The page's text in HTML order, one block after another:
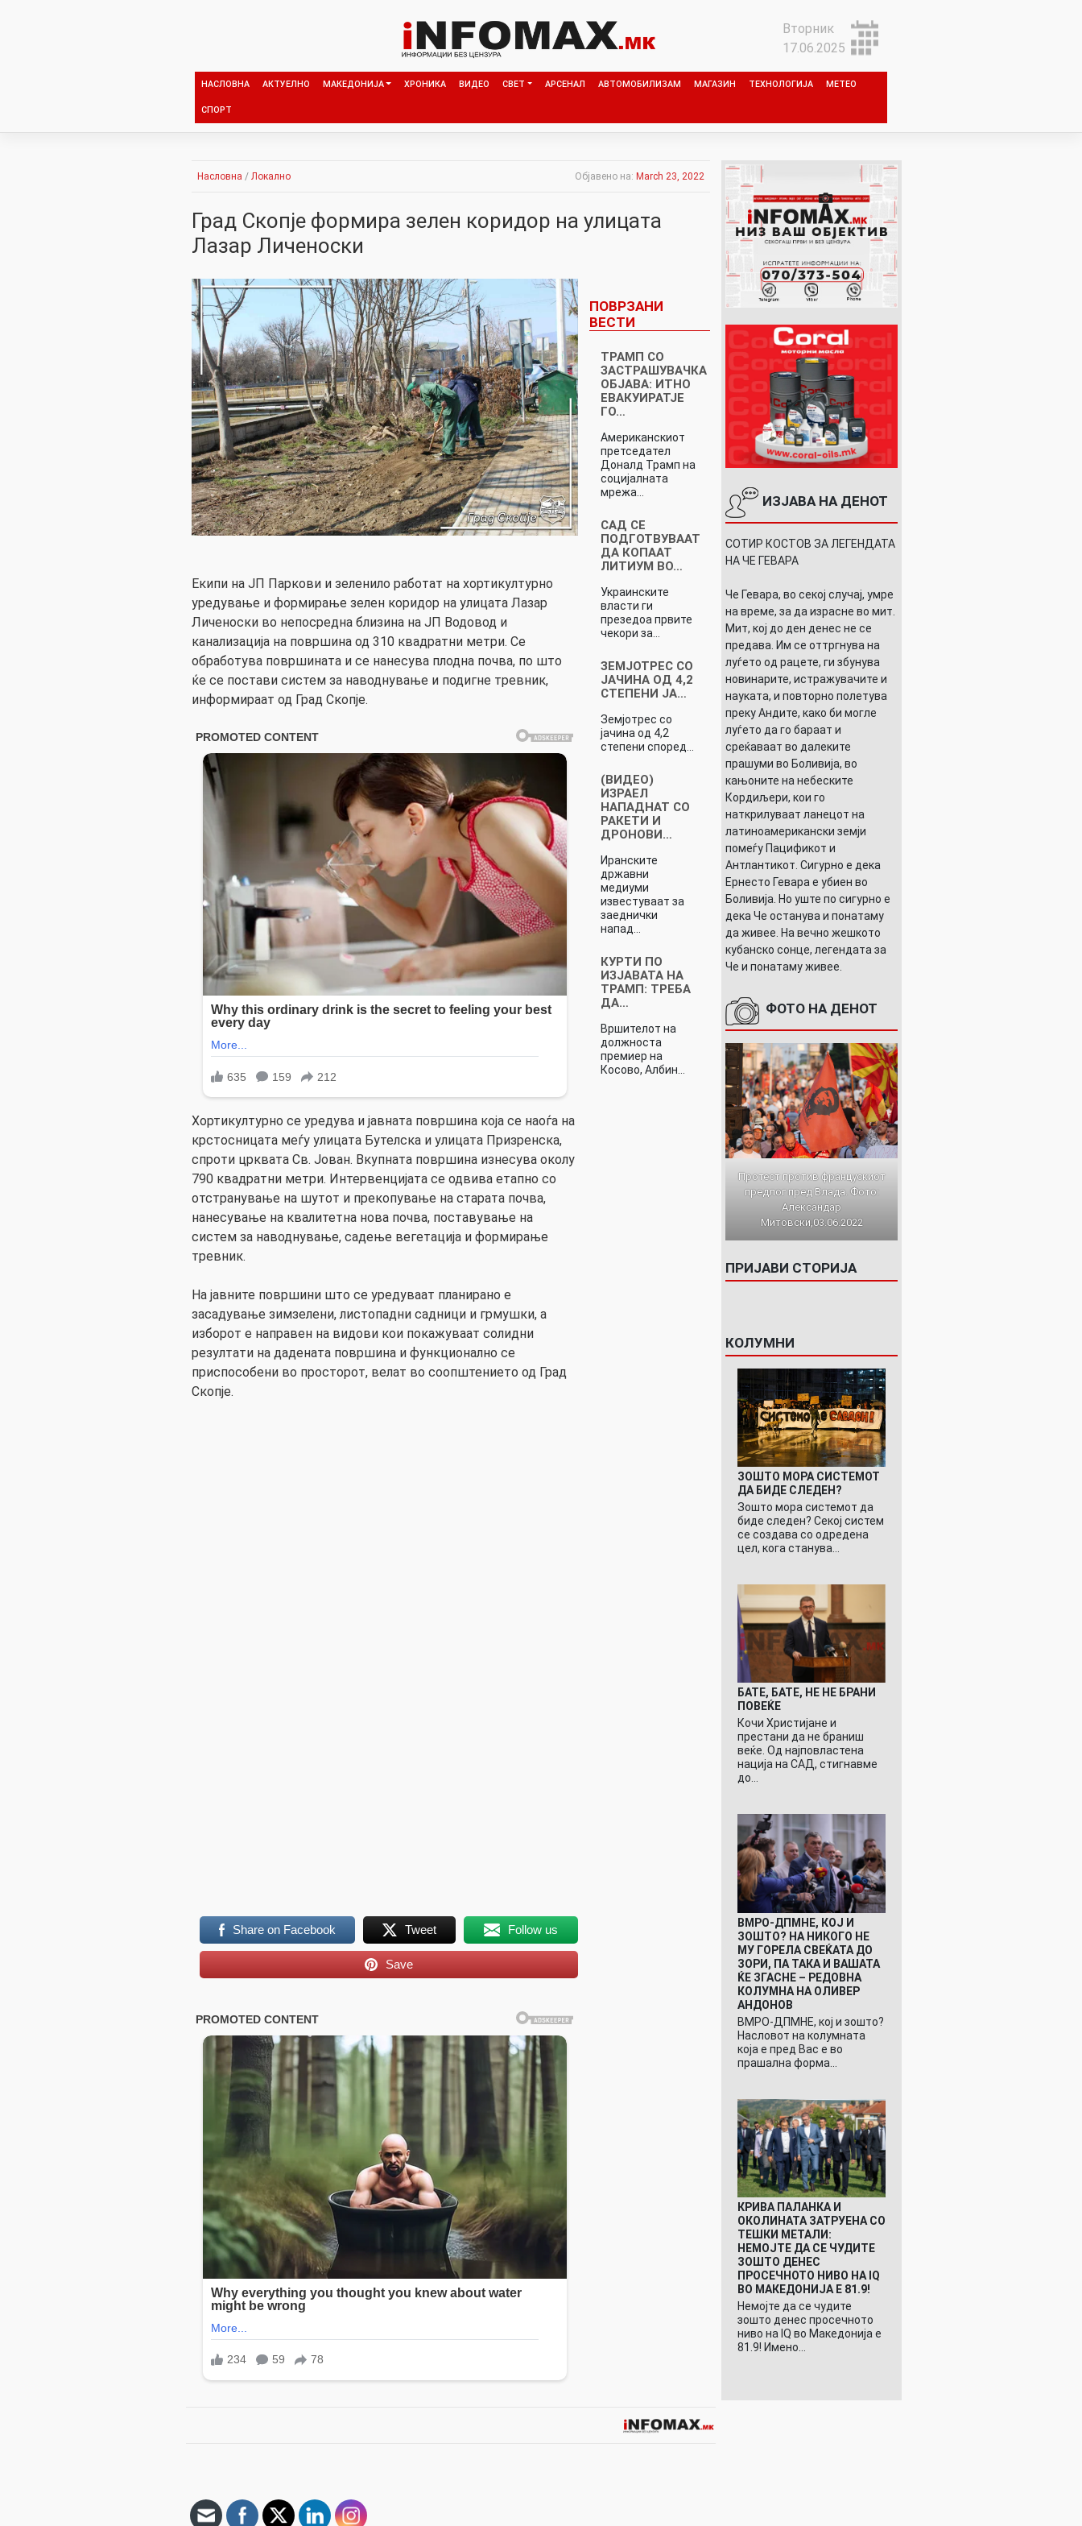
Вторник
17.06.2025
НАСЛОВНА АКТУЕЛНО МАКЕДОНИЈА ХРОНИКА ВИДЕО СВЕТ АРСЕНАЛ АВТОМОБИЛИЗАМ МАГАЗИН ТЕХНОЛОГИЈА МЕТЕО
СПОРТ
Насловна / Локално Објавено на: March 23, 2022
Град Скопје формира зелен коридор на улицата
Лазар Личеноски
Екипи на ЈП Паркови и зеленило работат на хортикултурно
уредување и формирање зелен коридор на улицата Лазар
Личеноски во непосредна близина на ЈП Водовод и
канализација на површина од 310 квадратни метри. Се
обработува површината и се нанесува плодна почва, по што
ќе се постави систем за наводнување и подигне тревник,
информираат од Град Скопје.
Хортикултурно се уредува и јавната површина која се наоѓа на
крстосницата меѓу улицата Бутелска и улицата Призренска,
спроти црквата Св. Јован. Вкупната површина изнесува околу
790 квадратни метри. Интервенцијата се одвива етапно со
отстранување на шутот и прекопување на старата почва,
нанесување на квалитетна нова почва, поставување на
систем за наводнување, садење вегетација и формирање
тревник.
На јавните површини што се уредуваат планирано е
засадување зимзелени, листопадни садници и грмушки, а
изборот е направен на видови кои покажуваат солидни
резултати на дадената површина и функционално се
приспособени во просторот, велат во соопштението од Град
Скопје.
Share on Facebook Tweet Follow us
Save
ПОВРЗАНИ
ВЕСТИ
ТРАМП СО
ЗАСТРАШУВАЧКА
ОБЈАВА: ИТНО
ЕВАКУИРАТЈЕ
ГО…
Американскиот
претседател
Доналд Трамп на
социјалната
мрежа…
САД СЕ
ПОДГОТВУВААТ
ДА КОПААТ
ЛИТИУМ ВО…
Украинските
власти ги
презедоа првите
чекори за…
ЗЕМЈОТРЕС СО
ЈАЧИНА ОД 4,2
СТЕПЕНИ ЈА…
Земјотрес со
јачина од 4,2
степени според…
(ВИДЕО)
ИЗРАЕЛ
НАПАДНАТ СО
РАКЕТИ И
ДРОНОВИ…
Иранските
државни
медиуми
известуваат за
заеднички
напад…
КУРТИ ПО
ИЗЈАВАТА НА
ТРАМП: ТРЕБА
ДА…
Вршителот на
должноста
премиер на
Косово, Албин…
ИЗЈАВА НА ДЕНОТ
СОТИР КОСТОВ ЗА ЛЕГЕНДАТА
НА ЧЕ ГЕВАРА
Че Гевара, во секој случај, умре
на време, за да израсне во мит.
Мит, кој до ден денес не се
предава. Им се оттргнува на
луѓето од рацете, ги збунува
новинарите, истражувачите и
науката, и повторно полетува
преку Андите, како би могле
луѓето да го бараат и
среќаваат во далеките
прашуми во Боливија, во
кањоните на небеските
Кордиљери, кои го
наткрилуваат ланецот на
латиноамерикански земји
помеѓу Пацификот и
Антлантикот. Сигурно е дека
Ернесто Гевара е убиен во
Боливија. Но уште по сигурно е
дека Че останува и понатаму
да живее. На вечно жешкото
кубанско сонце, легендата за
Че и понатаму живее.
ФОТО НА ДЕНОТ
Протест против францускиот
предлог пред Влада. Фото:
Александар
Митовски,03.06.2022
ПРИЈАВИ СТОРИЈА
КОЛУМНИ
ЗОШТО МОРА СИСТЕМОТ
ДА БИДЕ СЛЕДЕН?
Зошто мора системот да
биде следен? Секој систем
се создава со одредена
цел, кога станува…
БАТЕ, БАТЕ, НЕ НЕ БРАНИ
ПОВЕЌЕ
Кочи Христијане и
престани да не браниш
веќе. Од најповластена
нација на САД, стигнавме
до…
ВМРО-ДПМНЕ, КОЈ И
ЗОШТО? НА НИКОГО НЕ
МУ ГОРЕЛА СВЕЌАТА ДО
ЗОРИ, ПА ТАКА И ВАШАТА
ЌЕ ЗГАСНЕ – РЕДОВНА
КОЛУМНА НА ОЛИВЕР
АНДОНОВ
ВМРО-ДПМНЕ, кој и зошто?
Насловот на колумната
која е пред Вас е во
прашална форма…
КРИВА ПАЛАНКА И
ОКОЛИНАТА ЗАТРУЕНА СО
ТЕШКИ МЕТАЛИ:
НЕМОЈТЕ ДА СЕ ЧУДИТЕ
ЗОШТО ДЕНЕС
ПРОСЕЧНОТО НИВО НА IQ
ВО МАКЕДОНИЈА Е 81.9!
Немојте да се чудите
зошто денес просечното
ниво на IQ во Македонија е
81.9! Имено…